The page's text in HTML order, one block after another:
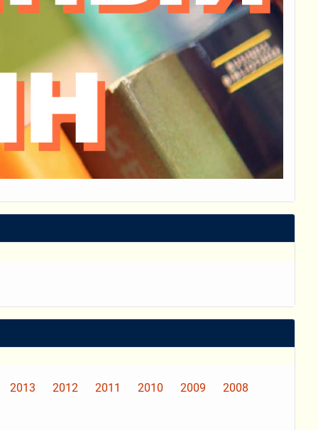
2013 2012 2011 2010 2009 2008